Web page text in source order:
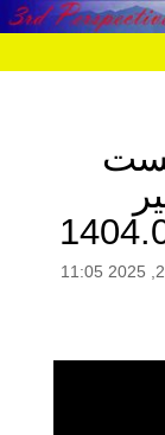
سپتامبر 22, 2025 11:05